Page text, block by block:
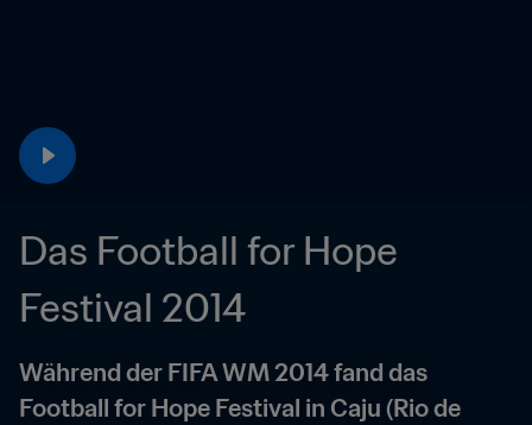
Das Football for Hope
Festival 2014
Während der FIFA WM 2014 fand das
Football for Hope Festival in Caju (Rio de